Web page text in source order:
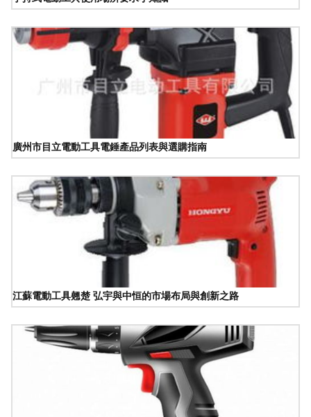
廣州市目立電動工具電錘產品列表與選購指南
江蘇電動工具翹楚 弘宇與中恒的市場布局與創新之路